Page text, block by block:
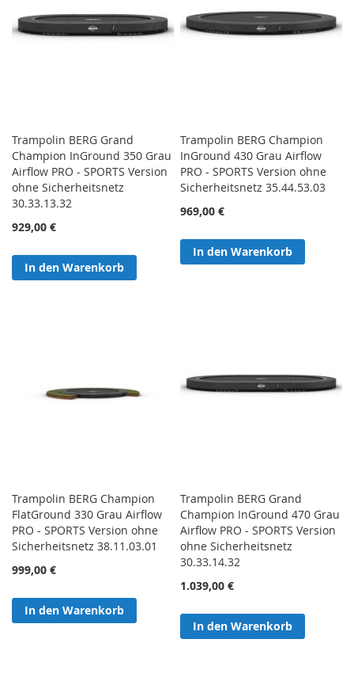
Trampolin BERG Grand
Champion InGround 350 Grau
Airflow PRO - SPORTS Version
ohne Sicherheitsnetz
30.33.13.32
929,00 €
In den Warenkorb
Trampolin BERG Champion
InGround 430 Grau Airflow
PRO - SPORTS Version ohne
Sicherheitsnetz 35.44.53.03
969,00 €
In den Warenkorb
Trampolin BERG Champion
FlatGround 330 Grau Airflow
PRO - SPORTS Version ohne
Sicherheitsnetz 38.11.03.01
999,00 €
In den Warenkorb
Trampolin BERG Grand
Champion InGround 470 Grau
Airflow PRO - SPORTS Version
ohne Sicherheitsnetz
30.33.14.32
1.039,00 €
In den Warenkorb